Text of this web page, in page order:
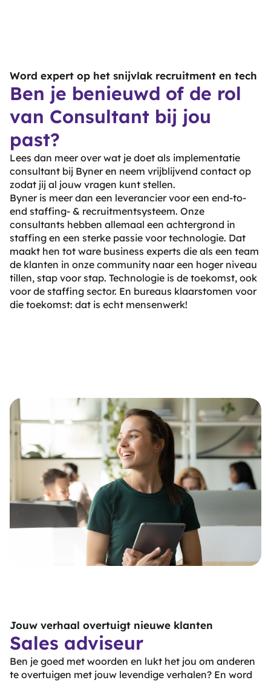
Word expert op het snijvlak recruitment en tech
Ben je benieuwd of de rol
van Consultant bij jou
past?
Lees dan meer over wat je doet als implementatie
consultant bij Byner en neem vrijblijvend contact op
zodat jij al jouw vragen kunt stellen.
Byner is meer dan een leverancier voor een end-to-
end staffing- & recruitmentsysteem. Onze
consultants hebben allemaal een achtergrond in
staffing en een sterke passie voor technologie. Dat
maakt hen tot ware business experts die als een team
de klanten in onze community naar een hoger niveau
tillen, stap voor stap. Technologie is de toekomst, ook
voor de staffing sector. En bureaus klaarstomen voor
die toekomst: dat is echt mensenwerk!
Jouw verhaal overtuigt nieuwe klanten
Sales adviseur
Ben je goed met woorden en lukt het jou om anderen
te overtuigen met jouw levendige verhalen? En word